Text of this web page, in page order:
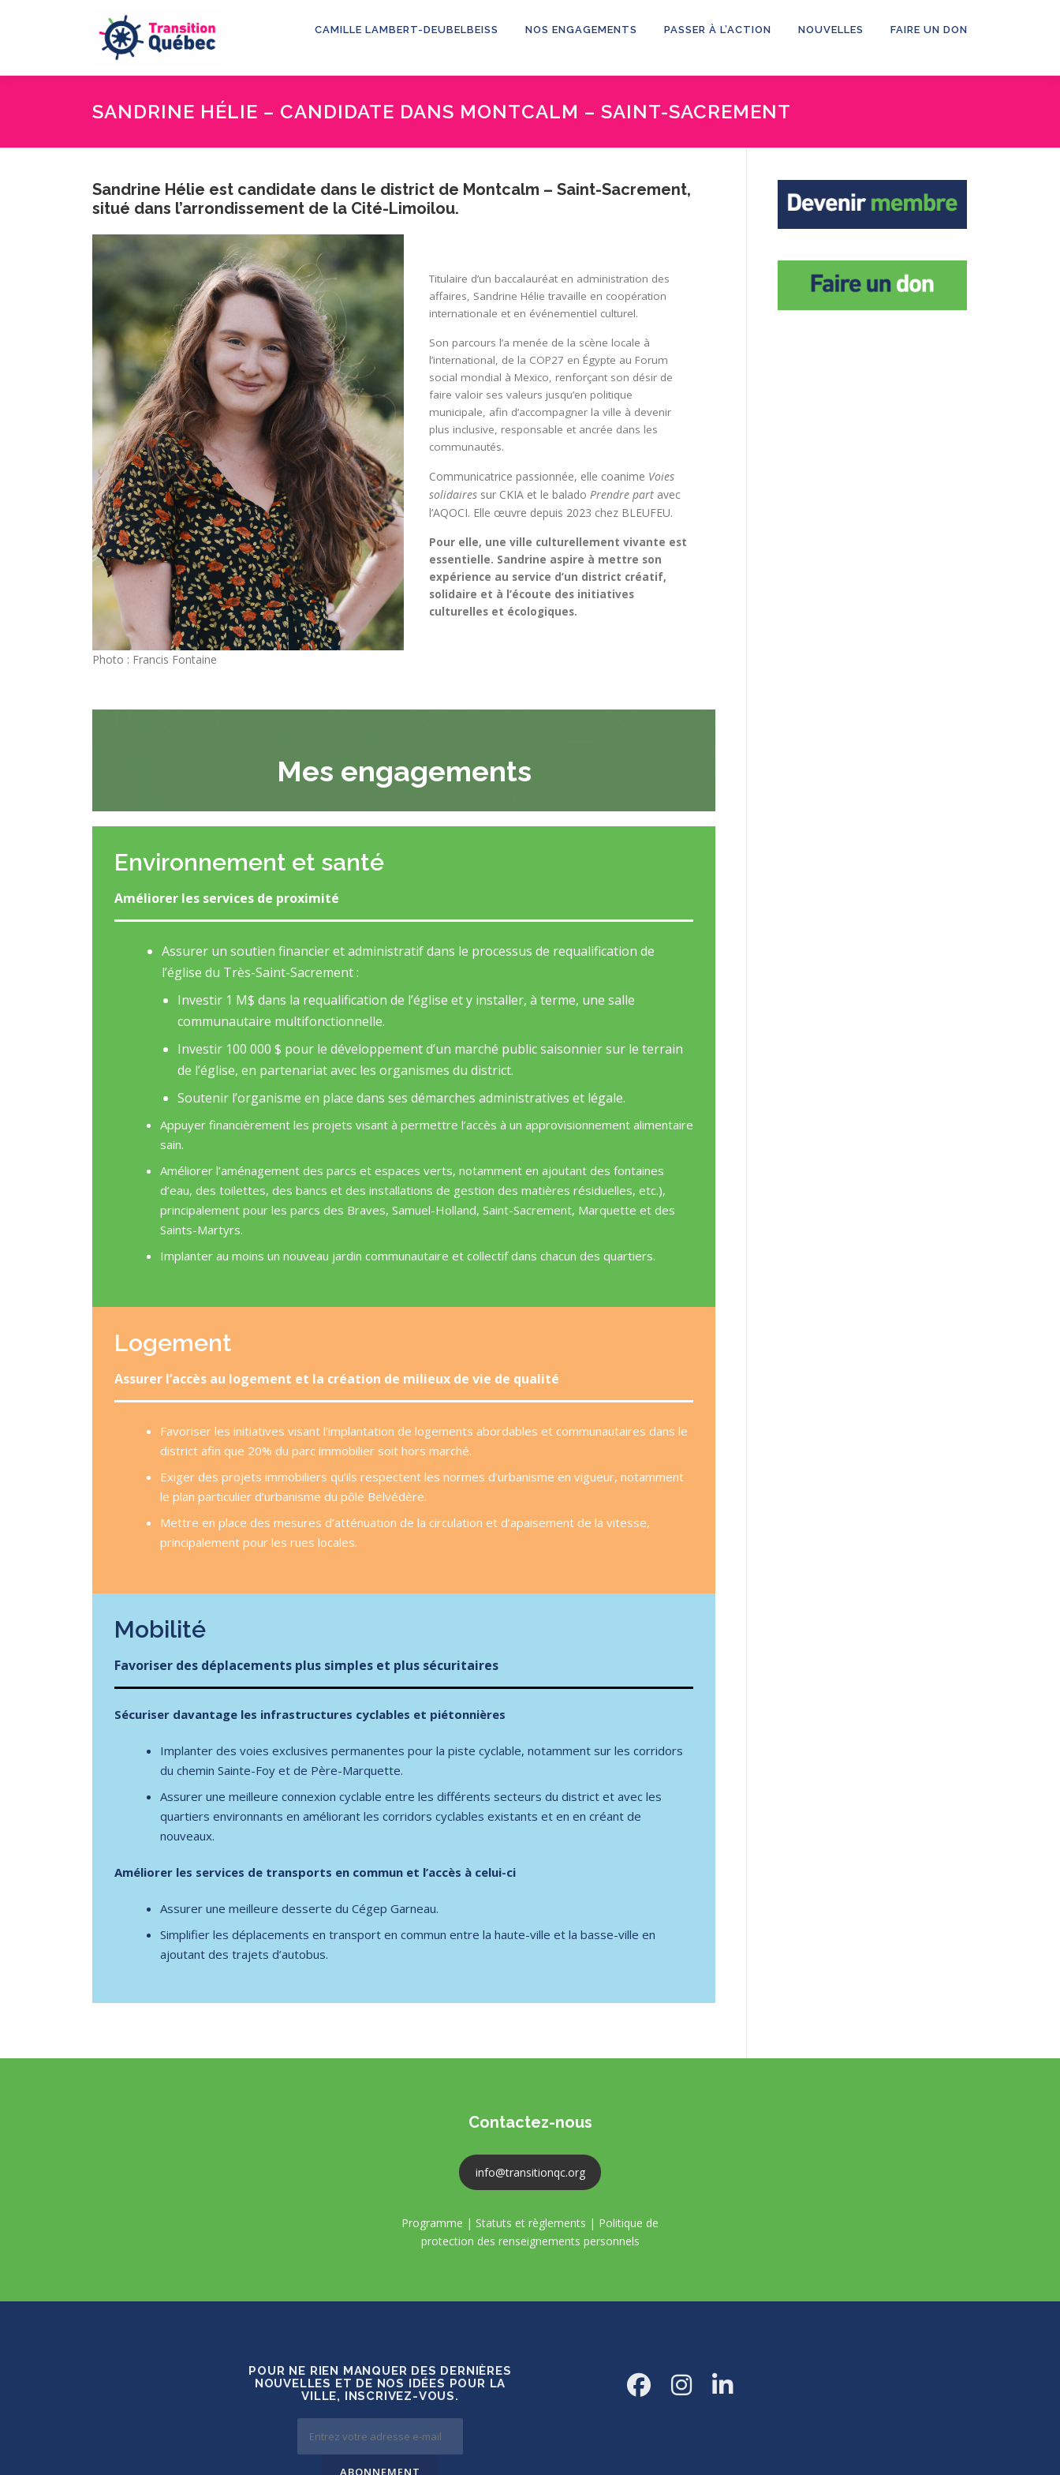
CAMILLE LAMBERT-DEUBELBEISS NOS ENGAGEMENTS PASSER À L’ACTION NOUVELLES FAIRE UN DON
SANDRINE HÉLIE – CANDIDATE DANS MONTCALM – SAINT-SACREMENT
Sandrine Hélie est candidate dans le district de Montcalm – Saint-Sacrement,
situé dans l’arrondissement de la Cité-Limoilou.
Titulaire d’un baccalauréat en administration des
affaires, Sandrine Hélie travaille en coopération
internationale et en événementiel culturel.
Son parcours l’a menée de la scène locale à
l’international, de la COP27 en Égypte au Forum
social mondial à Mexico, renforçant son désir de
faire valoir ses valeurs jusqu’en politique
municipale, afin d’accompagner la ville à devenir
plus inclusive, responsable et ancrée dans les
communautés.
Communicatrice passionnée, elle coanime Voies
solidairessur CKIA et le balado Prendre partavec
l’AQOCI. Elle œuvre depuis 2023 chez BLEUFEU.
Pour elle, une ville culturellement vivante est
essentielle. Sandrine aspire à mettre son
expérience au service d’un district créatif,
solidaire et à l’écoute des initiatives
culturelles et écologiques.
Photo : Francis Fontaine
Mes engagements
Environnement et santé
Améliorer les services de proximité
Assurer un soutien financier et administratif dans le processus de requalification de
l’église du Très-Saint-Sacrement :
Investir 1 M$ dans la requalification de l’église et y installer, à terme, une salle
communautaire multifonctionnelle.
Investir 100 000 $ pour le développement d’un marché public saisonnier sur le terrain
de l’église, en partenariat avec les organismes du district.
Soutenir l’organisme en place dans ses démarches administratives et légale.
Appuyer financièrement les projets visant à permettre l’accès à un approvisionnement alimentaire
sain.
Améliorer l’aménagement des parcs et espaces verts, notamment en ajoutant des fontaines
d’eau, des toilettes, des bancs et des installations de gestion des matières résiduelles, etc.),
principalement pour les parcs des Braves, Samuel-Holland, Saint-Sacrement, Marquette et des
Saints-Martyrs.
Implanter au moins un nouveau jardin communautaire et collectif dans chacun des quartiers.
Logement
Assurer l’accès au logement et la création de milieux de vie de qualité
Favoriser les initiatives visant l’implantation de logements abordables et communautaires dans le
district afin que 20% du parc immobilier soit hors marché.
Exiger des projets immobiliers qu’ils respectent les normes d’urbanisme en vigueur, notamment
le plan particulier d’urbanisme du pôle Belvédère.
Mettre en place des mesures d’atténuation de la circulation et d’apaisement de la vitesse,
principalement pour les rues locales.
Mobilité
Favoriser des déplacements plus simples et plus sécuritaires
Sécuriser davantage les infrastructures cyclables et piétonnières
Implanter des voies exclusives permanentes pour la piste cyclable, notamment sur les corridors
du chemin Sainte-Foy et de Père-Marquette.
Assurer une meilleure connexion cyclable entre les différents secteurs du district et avec les
quartiers environnants en améliorant les corridors cyclables existants et en en créant de
nouveaux.
Améliorer les services de transports en commun et l’accès à celui-ci
Assurer une meilleure desserte du Cégep Garneau.
Simplifier les déplacements en transport en commun entre la haute-ville et la basse-ville en
ajoutant des trajets d’autobus.
Contactez-nous
info@transitionqc.org
Programme | Statuts et règlements | Politique de
protection des renseignements personnels
POUR NE RIEN MANQUER DES DERNIÈRES
NOUVELLES ET DE NOS IDÉES POUR LA
VILLE, INSCRIVEZ-VOUS.